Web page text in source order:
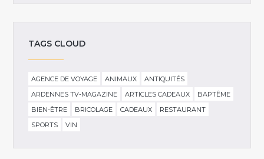
TAGS CLOUD
AGENCE DE VOYAGE ANIMAUX
ANTIQUITÉS
ARDENNES TV-MAGAZINE
ARTICLES CADEAUX
BAPTÊME
BIEN-ÊTRE
BRICOLAGE CADEAUX
RESTAURANT
SPORTS
VIN